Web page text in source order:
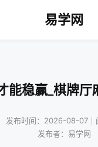
易学网
能稳赢_棋牌
发布时间：2026-08-07｜
发布者：易学网